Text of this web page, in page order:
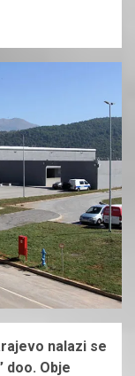
nalazi se
doo. Obje